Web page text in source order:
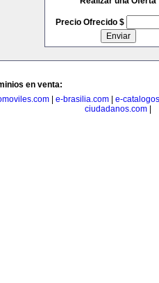
Precio Ofrecido $
en venta:
e-brasilia.com
e-
ciudadanos.com